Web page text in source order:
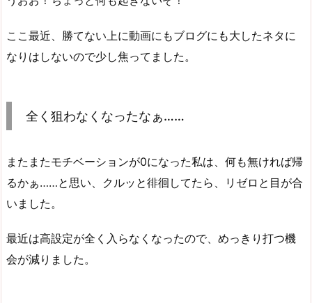
ここ最近、勝てない上に動画にもブログにも大したネタに
なりはしないので少し焦ってました。
全く狙わなくなったなぁ……
またまたモチベーションが0になった私は、何も無ければ帰
るかぁ……と思い、クルッと徘徊してたら、リゼロと目が合
いました。
最近は高設定が全く入らなくなったので、めっきり打つ機
会が減りました。